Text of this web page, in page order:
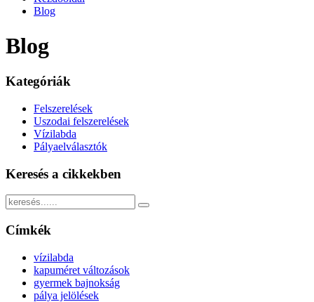
Blog
Blog
Kategóriák
Felszerelések
Uszodai felszerelések
Vízilabda
Pályaelválasztók
Keresés a cikkekben
Címkék
vízilabda
kapuméret változások
gyermek bajnokság
pálya jelölések